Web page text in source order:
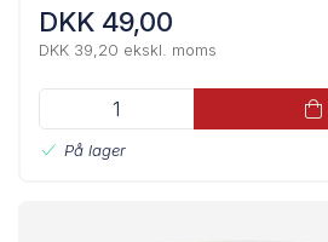
DKK 49,00
DKK 39,20 ekskl. moms
På lager